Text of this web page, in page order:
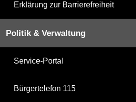
Erklärung zur Barrierefreiheit
Politik & Verwaltung
Service-Portal
Bürgertelefon 115